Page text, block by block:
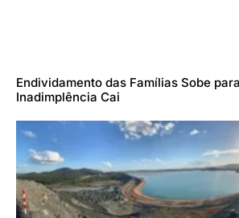
Endividamento das Famílias Sobe
Inadimplência Cai